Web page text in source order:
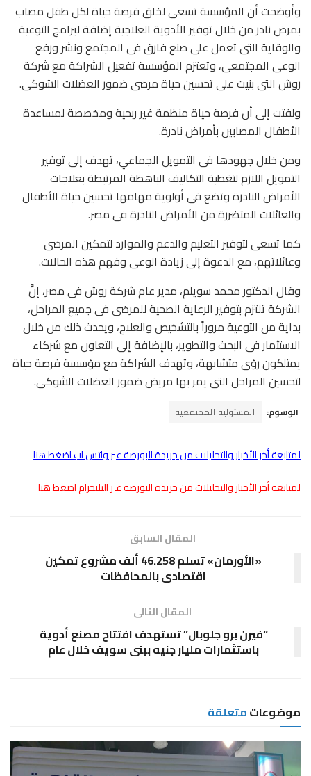
وأوضحت أن المؤسسة تسعى لخلق فرصة حياة لكل طفل مصاب
بمرض نادر من خلال توفير الأدوية العلاجية إضافة لبرامج التوعية
والوقاية التى تعمل على صنع فارق فى المجتمع ونشر ورفع
الوعى المجتمعى، وتعتزم المؤسسة تفعيل الشراكة مع شركة
روش التى بنيت على تحسين حياة مرضى ضمور العضلات الشوكى.
ولفتت إلى أن فرصة حياة منظمة غير ربحية ومخصصة لمساعدة
الأطفال المصابين بأمراض نادرة.
ومن خلال جهودها فى التمويل الجماعي، تهدف إلى توفير
التمويل اللازم لتغطية التكاليف الباهظة المرتبطة بعلاجات
الأمراض النادرة وتضع فى أولوية مهامها تحسين حياة الأطفال
والعائلات المتضررة من الأمراض النادرة فى مصر.
كما تسعى لتوفير التعليم والدعم والموارد لتمكين المرضى
وعائلاتهم، مع الدعوة إلى زيادة الوعى وفهم هذه الحالات.
وقال الدكتور محمد سويلم، مدير عام شركة روش فى مصر، إنَّ
الشركة تلتزم بتوفير الرعاية الصحية للمرضى فى جميع المراحل،
بداية من التوعية مروراً بالتشخيص والعلاج، ويحدث ذلك من خلال
الاستثمار فى البحث والتطوير، بالإضافة إلى التعاون مع شركاء
يمتلكون رؤى متشابهة، وتهدف الشراكة مع مؤسسة فرصة حياة
لتحسين المراحل التى يمر بها مريض ضمور العضلات الشوكى.
الوسوم: المسئولية المجتمعية
لمتابعة أخر الأخبار والتحليلات من جريدة البورصة عبر واتس اب اضغط هنا
لمتابعة أخر الأخبار والتحليلات من جريدة البورصة عبر التليجرام اضغط هنا
المقال السابق
«الأورمان» تسلم 46.258 ألف مشروع تمكين
اقتصادى بالمحافظات
المقال التالى
“فيرن برو جلوبال” تستهدف افتتاح مصنع أدوية
باستثمارات مليار جنيه ببنى سويف خلال عام
موضوعاتمتعلقة